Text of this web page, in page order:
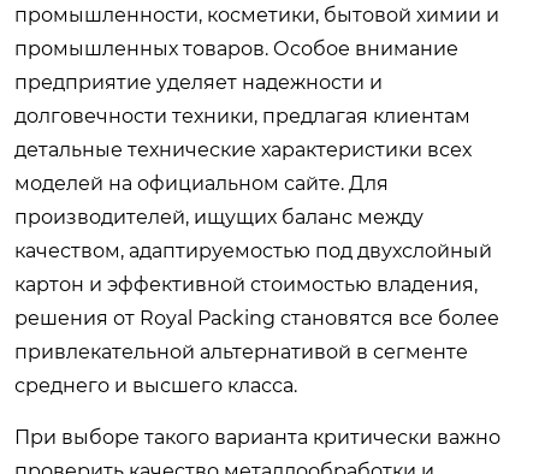
промышленности, косметики, бытовой химии и
промышленных товаров. Особое внимание
предприятие уделяет надежности и
долговечности техники, предлагая клиентам
детальные технические характеристики всех
моделей на официальном сайте. Для
производителей, ищущих баланс между
качеством, адаптируемостью под двухслойный
картон и эффективной стоимостью владения,
решения от Royal Packing становятся все более
привлекательной альтернативой в сегменте
среднего и высшего класса.
При выборе такого варианта критически важно